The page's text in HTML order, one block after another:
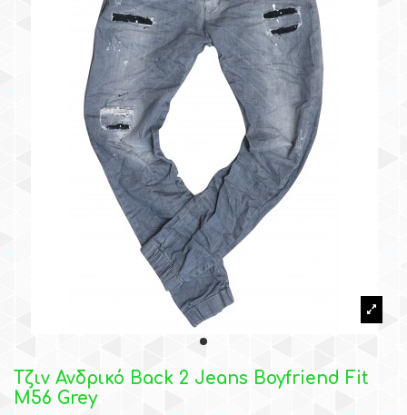
Τζιν Ανδρικό Back 2 Jeans Boyfriend Fit
M56 Grey